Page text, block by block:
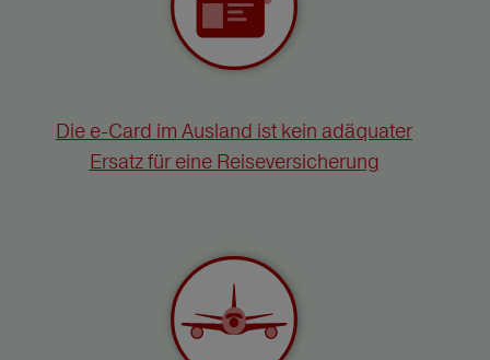
Die e-Card im Ausland ist kein adäquater
Ersatz für eine Reiseversicherung